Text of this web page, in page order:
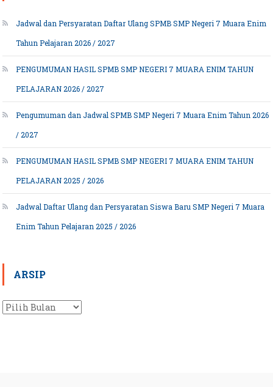
Jadwal dan Persyaratan Daftar Ulang SPMB SMP Negeri 7 Muara Enim
Tahun Pelajaran 2026 / 2027
PENGUMUMAN HASIL SPMB SMP NEGERI 7 MUARA ENIM TAHUN
PELAJARAN 2026 / 2027
Pengumuman dan Jadwal SPMB SMP Negeri 7 Muara Enim Tahun 2026
/ 2027
PENGUMUMAN HASIL SPMB SMP NEGERI 7 MUARA ENIM TAHUN
PELAJARAN 2025 / 2026
Jadwal Daftar Ulang dan Persyaratan Siswa Baru SMP Negeri 7 Muara
Enim Tahun Pelajaran 2025 / 2026
ARSIP
Arsip